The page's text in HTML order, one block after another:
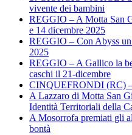
vivente dei bambini
REGGIO – A Motta San
e 14 dicembre 2025
REGGIO – Con Abyss
2025
REGGIO – A Gallico la
caschi il 21-dicembre
CINQUEFRONDI (RC)
A Lazzaro di Motta San
Identità Territoriali della
A Mosorrofa premiati gli
bontà